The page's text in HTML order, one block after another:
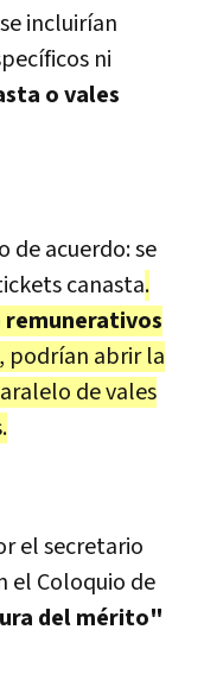
incluirían
ni
o vales
de acuerdo: se
canasta.
remunerativos
podrían abrir la
de vales
el secretario
el Coloquio de
del mérito"